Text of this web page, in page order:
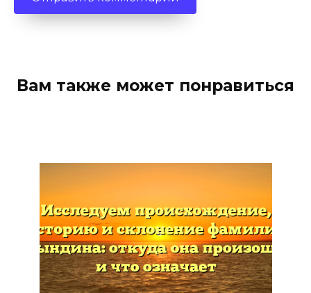
Вам также может понравиться